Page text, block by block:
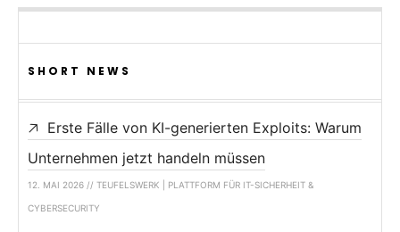
SHORT NEWS
Erste Fälle von KI-generierten Exploits: Warum
Unternehmen jetzt handeln müssen
12. MAI 2026 // TEUFELSWERK | PLATTFORM FÜR IT-SICHERHEIT &
CYBERSECURITY